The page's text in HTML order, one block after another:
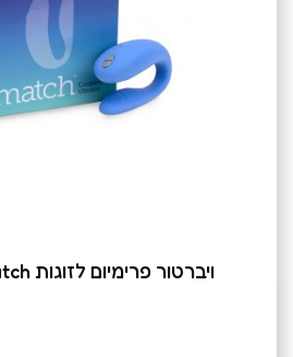
ויברטור פרימיום לזוגות We Vibe - Match